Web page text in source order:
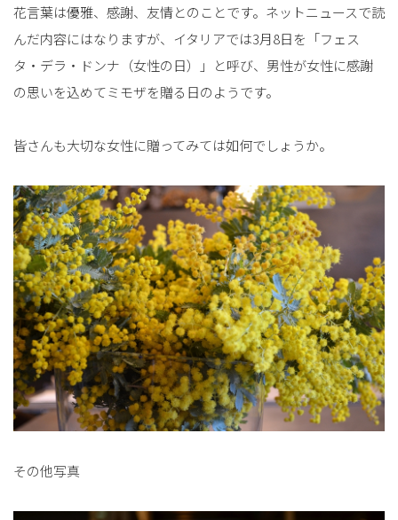
花言葉は優雅、感謝、友情とのことです。ネットニュースで読
んだ内容にはなりますが、イタリアでは3月8日を「フェス
タ・デラ・ドンナ（女性の日）」と呼び、男性が女性に感謝
の思いを込めてミモザを贈る日のようです。
皆さんも大切な女性に贈ってみては如何でしょうか。
その他写真